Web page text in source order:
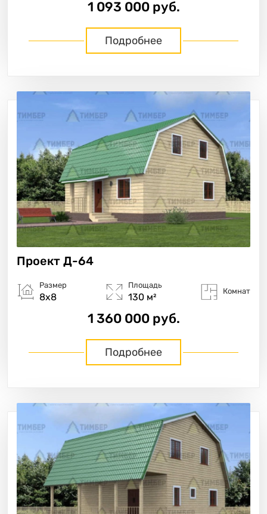
1 093 000 руб.
Подробнее
Проект Д-64
Размер
8х8
Площадь
130 м²
Комнат
1 360 000 руб.
Подробнее